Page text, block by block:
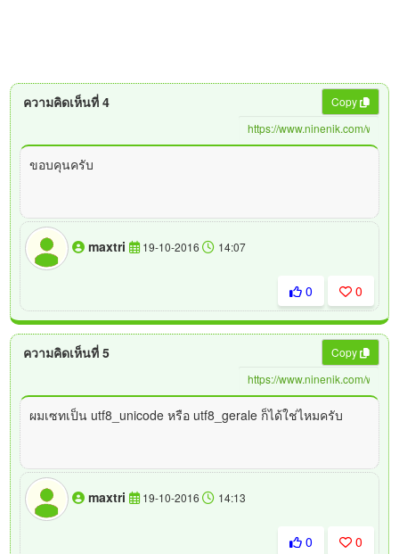
ความคิดเห็นที่ 4 Copy
ขอบคุนครับ
maxtri 19-10-2016 14:07
0 0
ความคิดเห็นที่ 5 Copy
ผมเซทเป็น utf8_unicode หรือ utf8_gerale ก็ได้ใช่ไหมครับ
maxtri 19-10-2016 14:13
0 0